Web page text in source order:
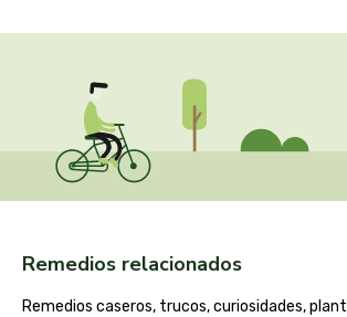
Remedios relacionados
Remedios caseros, trucos, curiosidades,
casa ibañez
castagno